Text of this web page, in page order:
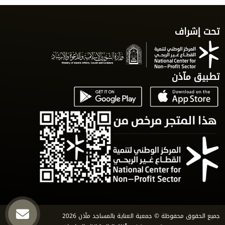
تحت إشراف
تطبيق مآذن
جميع الحقوق محفوظة © جمعية العناية بالمساجد مآذن 2026